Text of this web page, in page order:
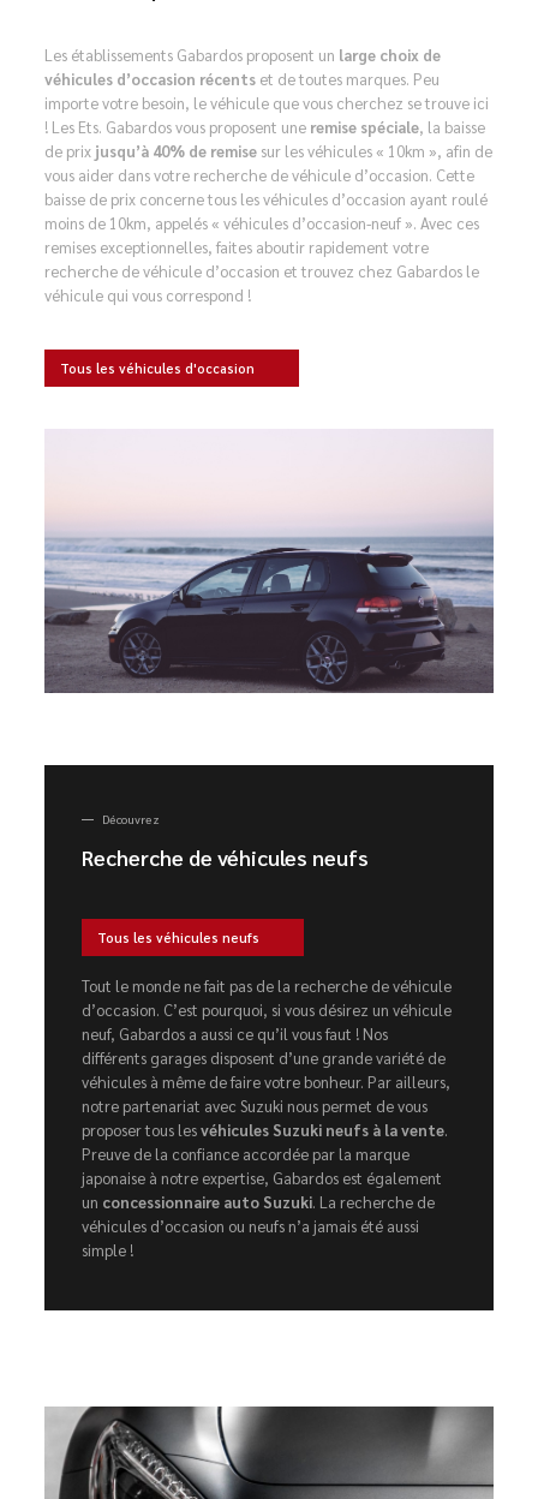
Les établissements Gabardos proposent un large choix de
véhicules d’occasion récents et de toutes marques. Peu
importe votre besoin, le véhicule que vous cherchez se trouve ici
! Les Ets. Gabardos vous proposent une remise spéciale, la baisse
de prix jusqu’à 40% de remise sur les véhicules « 10km », afin de
vous aider dans votre recherche de véhicule d’occasion. Cette
baisse de prix concerne tous les véhicules d’occasion ayant roulé
moins de 10km, appelés « véhicules d’occasion-neuf ». Avec ces
remises exceptionnelles, faites aboutir rapidement votre
recherche de véhicule d’occasion et trouvez chez Gabardos le
véhicule qui vous correspond !
Tous les véhicules d'occasion
Découvrez
Recherche de véhicules neufs
Tous les véhicules neufs
Tout le monde ne fait pas de la recherche de véhicule
d’occasion. C’est pourquoi, si vous désirez un véhicule
neuf, Gabardos a aussi ce qu’il vous faut ! Nos
différents garages disposent d’une grande variété de
véhicules à même de faire votre bonheur. Par ailleurs,
notre partenariat avec Suzuki nous permet de vous
proposer tous lesvéhicules Suzuki neufs à la vente.
Preuve de la confiance accordée par la marque
japonaise à notre expertise, Gabardos est également
un concessionnaire auto Suzuki. La recherche de
véhicules d’occasion ou neufs n’a jamais été aussi
simple !